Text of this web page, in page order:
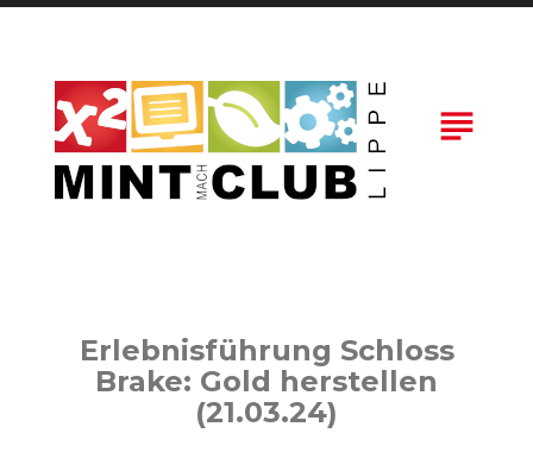
Skip
subject
Erlebnisführung Schloss
Brake: Gold herstellen
(21.03.24)